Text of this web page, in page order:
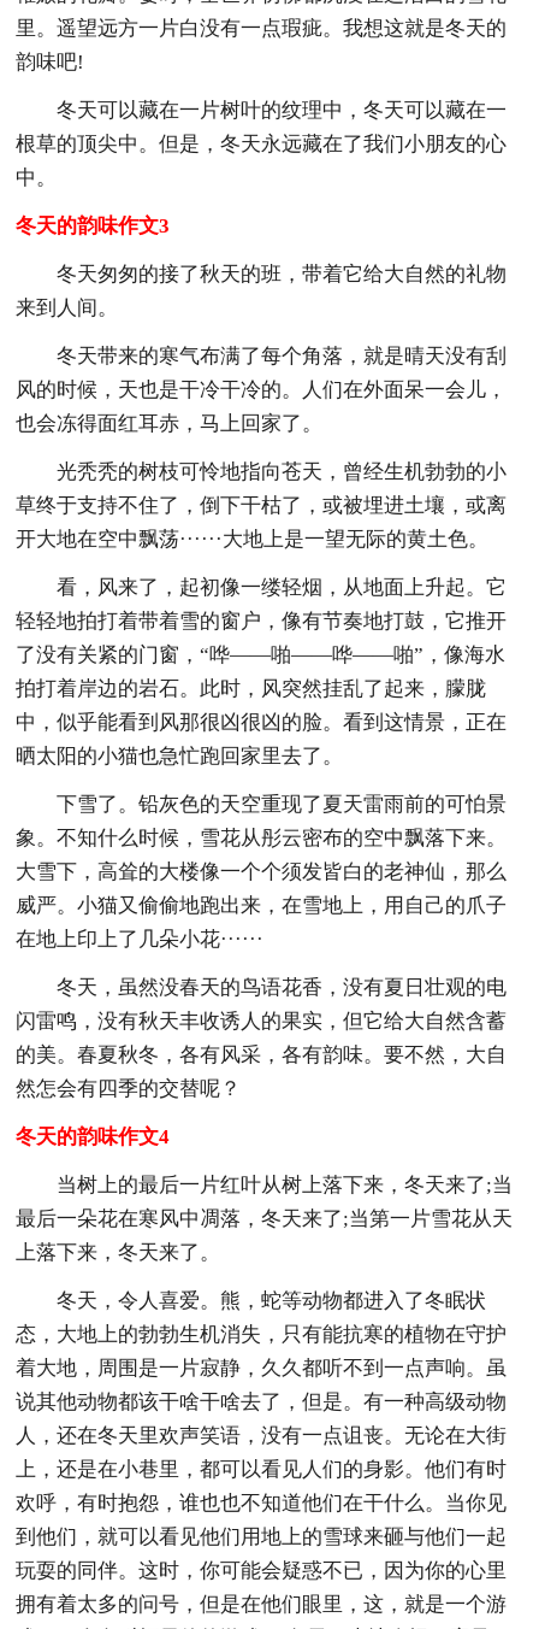
里。遥望远方一片白没有一点瑕疵。我想这就是冬天的
韵味吧!
冬天可以藏在一片树叶的纹理中，冬天可以藏在一
根草的顶尖中。但是，冬天永远藏在了我们小朋友的心
中。
冬天的韵味作文3
冬天匆匆的接了秋天的班，带着它给大自然的礼物
来到人间。
冬天带来的寒气布满了每个角落，就是晴天没有刮
风的时候，天也是干冷干冷的。人们在外面呆一会儿，
也会冻得面红耳赤，马上回家了。
光秃秃的树枝可怜地指向苍天，曾经生机勃勃的小
草终于支持不住了，倒下干枯了，或被埋进土壤，或离
开大地在空中飘荡······大地上是一望无际的黄土色。
看，风来了，起初像一缕轻烟，从地面上升起。它
轻轻地拍打着带着雪的窗户，像有节奏地打鼓，它推开
了没有关紧的门窗，“哗——啪——哗——啪”，像海水
拍打着岸边的岩石。此时，风突然挂乱了起来，朦胧
中，似乎能看到风那很凶很凶的脸。看到这情景，正在
晒太阳的小猫也急忙跑回家里去了。
下雪了。铅灰色的天空重现了夏天雷雨前的可怕景
象。不知什么时候，雪花从彤云密布的空中飘落下来。
大雪下，高耸的大楼像一个个须发皆白的老神仙，那么
威严。小猫又偷偷地跑出来，在雪地上，用自己的爪子
在地上印上了几朵小花······
冬天，虽然没春天的鸟语花香，没有夏日壮观的电
闪雷鸣，没有秋天丰收诱人的果实，但它给大自然含蓄
的美。春夏秋冬，各有风采，各有韵味。要不然，大自
然怎会有四季的交替呢？
冬天的韵味作文4
当树上的最后一片红叶从树上落下来，冬天来了;当
最后一朵花在寒风中凋落，冬天来了;当第一片雪花从天
上落下来，冬天来了。
冬天，令人喜爱。熊，蛇等动物都进入了冬眠状
态，大地上的勃勃生机消失，只有能抗寒的植物在守护
着大地，周围是一片寂静，久久都听不到一点声响。虽
说其他动物都该干啥干啥去了，但是。有一种高级动物
人，还在冬天里欢声笑语，没有一点诅丧。无论在大街
上，还是在小巷里，都可以看见人们的身影。他们有时
欢呼，有时抱怨，谁也也不知道他们在干什么。当你见
到他们，就可以看见他们用地上的雪球来砸与他们一起
玩耍的同伴。这时，你可能会疑惑不已，因为你的心里
拥有着太多的问号，但是在他们眼里，这，就是一个游